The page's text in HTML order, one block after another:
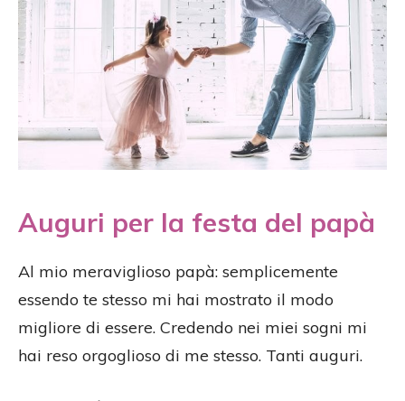
Auguri per la festa del papà
Al mio meraviglioso papà: semplicemente
essendo te stesso mi hai mostrato il modo
migliore di essere. Credendo nei miei sogni mi
hai reso orgoglioso di me stesso. Tanti auguri.